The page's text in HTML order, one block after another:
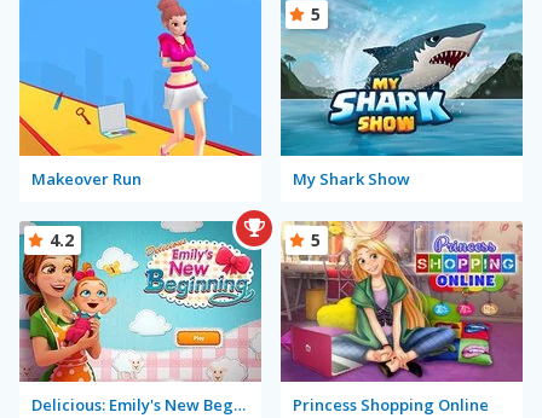
Makeover Run My Shark Show
5
Delicious: Emily's New Beginning
4.2
Princess Shopping Online
5